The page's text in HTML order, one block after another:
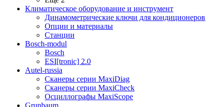
Климатическое оборудование и инструмент
Динамометрические ключи для кондиционеров
Опции и материалы
Станции
Bosch-modul
Bosch
ESI[tronic] 2.0
Autel-russia
Сканеры серии MaxiDiag
Сканеры серии MaxiCheck
Осциллографы MaxiScope
Grunbaum